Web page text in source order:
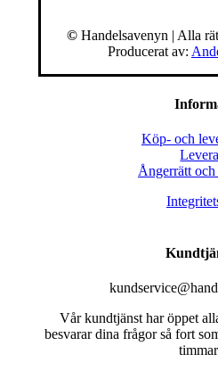
© Handelsavenyn | Alla
Producerat av:
Köp- och
Ångerrätt
Vår kundtjänst har öppet
besvarar dina frågor så fort